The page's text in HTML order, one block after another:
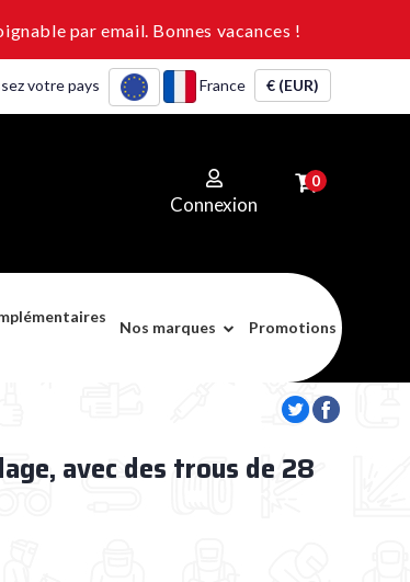
par email. Bonnes vacances !
votre pays France € (EUR)
Connexion
0
Nos marques Promotions
avec des trous de 28